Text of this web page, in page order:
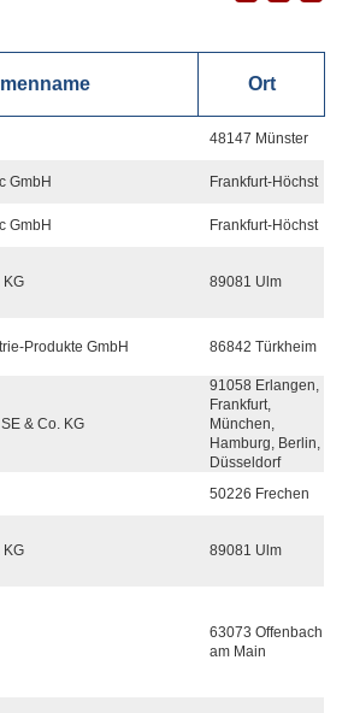
Ort
48147 Münster
GmbH Frankfurt-Höchst
GmbH Frankfurt-Höchst
KG 89081 Ulm
Produkte GmbH 86842 Türkheim
& Co. KG
91058 Erlangen,
Frankfurt,
München,
Hamburg, Berlin,
Düsseldorf
50226 Frechen
KG 89081 Ulm
63073 Offenbach
am Main